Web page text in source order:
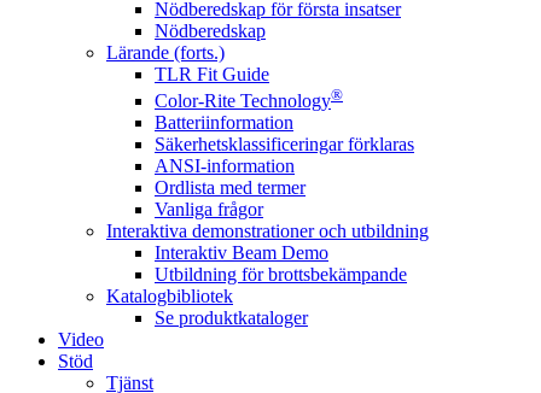
Nödberedskap för första insatser
Nödberedskap
Lärande (forts.)
TLR Fit Guide
Color-Rite Technology®
Batteriinformation
Säkerhetsklassificeringar förklaras
ANSI-information
Ordlista med termer
Vanliga frågor
Interaktiva demonstrationer och utbildning
Interaktiv Beam Demo
Utbildning för brottsbekämpande
Katalogbibliotek
Se produktkataloger
Video
Stöd
Tjänst